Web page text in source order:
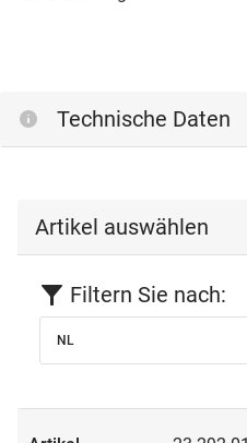
Technische Daten
Artikel auswählen
Filtern Sie nach:
NL